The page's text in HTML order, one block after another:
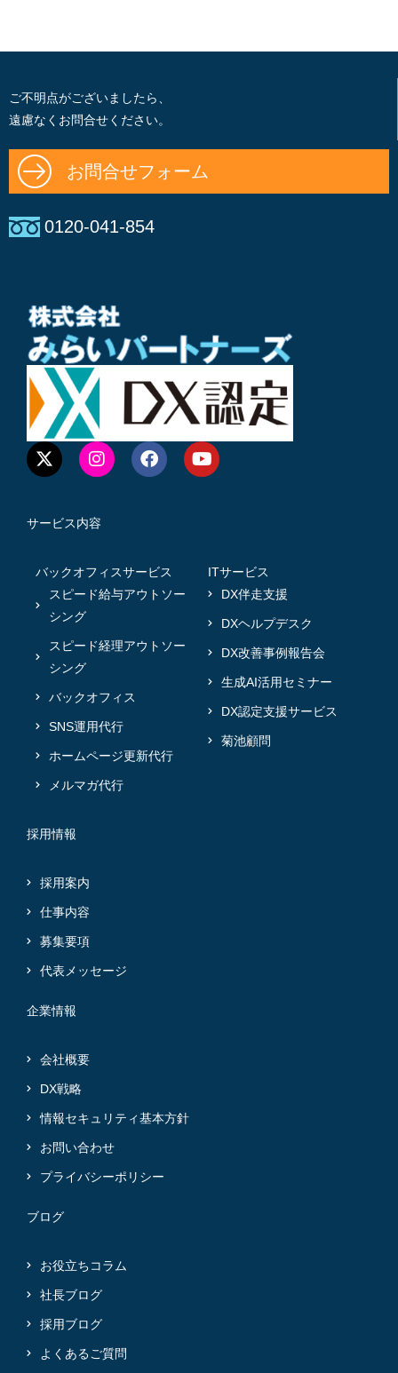
ご不明点がございましたら、
遠慮なくお問合せください。
お問合せフォーム
0120-041-854
サービス内容
バックオフィスサービス
スピード給与アウトソー
シング
スピード経理アウトソー
シング
バックオフィス
SNS運用代行
ホームページ更新代行
メルマガ代行
ITサービス
DX伴走支援
DXヘルプデスク
DX改善事例報告会
生成AI活用セミナー
DX認定支援サービス
菊池顧問
採用情報
採用案内
仕事内容
募集要項
代表メッセージ
企業情報
会社概要
DX戦略
情報セキュリティ基本方針
お問い合わせ
プライバシーポリシー
ブログ
お役立ちコラム
社長ブログ
採用ブログ
よくあるご質問